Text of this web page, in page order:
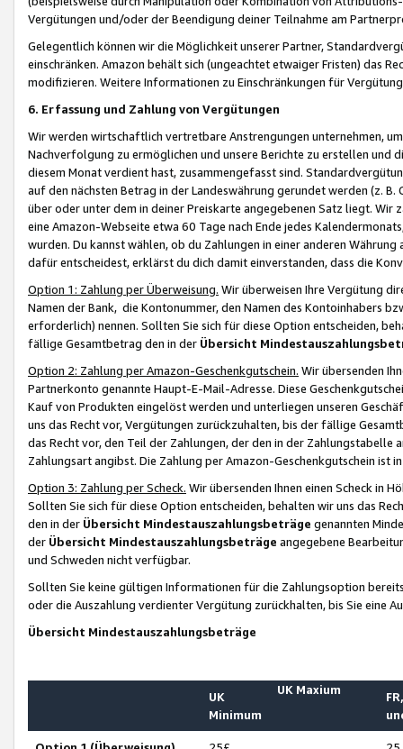
Vergütungen und/oder der Beendigung deiner Teilnahme am
Gelegentlich können wir die Möglichkeit unserer Partner,
einschränken. Amazon behält sich (ungeachtet etwaiger Fristen) das
modifizieren. Weitere Informationen zu Einschränkungen für
6. Erfassung und Zahlung von Vergütungen
Wir werden wirtschaftlich vertretbare Anstrengungen unternehmen,
Nachverfolgung zu ermöglichen und unsere Berichte zu erstellen und
diesem Monat verdient hast, zusammengefasst sind.
auf den nächsten Betrag in der Landeswährung gerundet werden (z.
über oder unter dem in deiner Preiskarte angegebenen Satz liegt.
eine Amazon-Webseite etwa 60 Tage nach Ende jedes
wurden. Du kannst wählen, ob du Zahlungen in einer anderen
dafür entscheidest, erklärst du dich damit einverstanden, dass die
Option 1: Zahlung per Überweisung. Wir überweisen Ihre Vergütung
Namen der Bank, die Kontonummer, den Namen des Kontoinhabers
erforderlich) nennen. Sollten Sie sich für diese Option entscheiden,
fällige Gesamtbetrag den in der Übersicht
Option 2: Zahlung per Amazon-Geschenkgutschein. Wir übersenden
Partnerkonto genannte Haupt-E-Mail-Adresse. Diese
Kauf von Produkten eingelöst werden und unterliegen unseren
uns das Recht vor, Vergütungen zurückzuhalten, bis der fällige
das Recht vor, den Teil der Zahlungen, der den in der
Zahlungsart angibst. Die Zahlung per Amazon-Geschenkgutschein ist
Option 3: Zahlung per Scheck. Wir übersenden Ihnen einen Scheck in
Sollten Sie sich für diese Option entscheiden, behalten wir uns das
den in der Übersicht Mindestauszahlungsbeträge genannten
der Übersicht Mindestauszahlungsbeträge angegebene
und Schweden nicht verfügbar.
Sollten Sie keine gültigen Informationen für die Zahlungsoption
oder die Auszahlung verdienter Vergütung zurückhalten, bis Sie
Übersicht Mindestauszahlungsbeträge
UK
Minimum
UK Maxium